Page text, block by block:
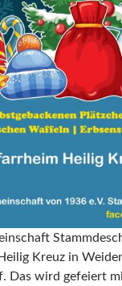
Kreuz in
Das wird gefeiert